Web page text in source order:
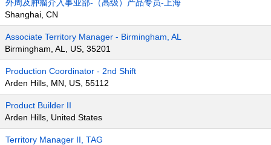
外周及肿瘤介入事业部-（高级）产品专员-上海
Shanghai, CN
Associate Territory Manager - Birmingham, AL
Birmingham, AL, US, 35201
Production Coordinator - 2nd Shift
Arden Hills, MN, US, 55112
Product Builder II
Arden Hills, United States
Territory Manager II, TAG